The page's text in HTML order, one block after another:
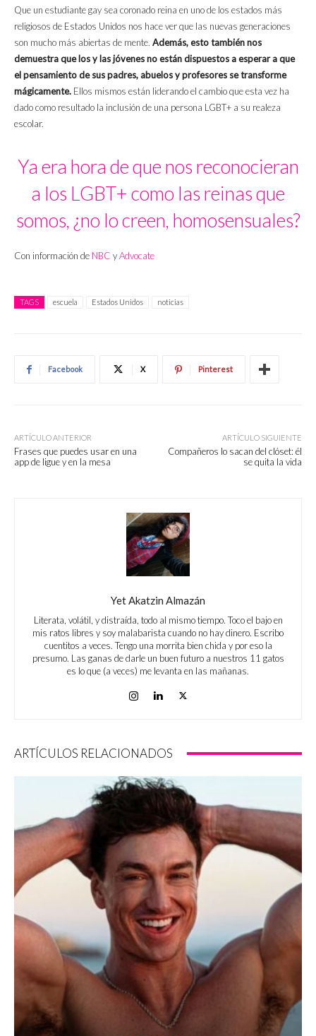
Que un estudiante gay sea coronado reina en uno de los estados más
religiosos de Estados Unidos nos hace ver que las nuevas generaciones
son mucho más abiertas de mente. Además, esto también nos
demuestra que los y las jóvenes no están dispuestos a esperar a que
el pensamiento de sus padres, abuelos y profesores se transforme
mágicamente. Ellos mismos están liderando el cambio que esta vez ha
dado como resultado la inclusión de una persona LGBT+ a su realeza
escolar.
Ya era hora de que nos reconocieran
a los LGBT+ como las reinas que
somos, ¿no lo creen, homosensuales?
Con información de NBC yAdvocate
TAGS escuela Estados Unidos noticias
Facebook X Pinterest
ARTÍCULO ANTERIOR
Frases que puedes usar en una
app de ligue y en la mesa
ARTÍCULO SIGUIENTE
Compañeros lo sacan del clóset: él
se quita la vida
Yet Akatzin Almazán
Literata, volátil, y distraída, todo al mismo tiempo. Toco el bajo en
mis ratos libres y soy malabarista cuando no hay dinero. Escribo
cuentitos a veces. Tengo una morrita bien chida y por eso la
presumo. Las ganas de darle un buen futuro a nuestros 11 gatos
es lo que (a veces) me levanta en las mañanas.
ARTÍCULOS RELACIONADOS